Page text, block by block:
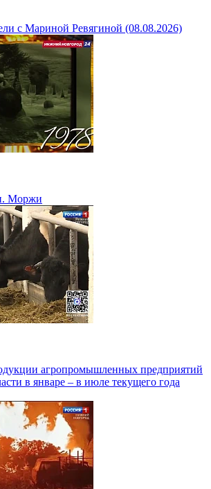
с Мариной Ревягиной (08.08.2026)
Моржи
агропромышленных предприятий
в январе – в июле текущего года